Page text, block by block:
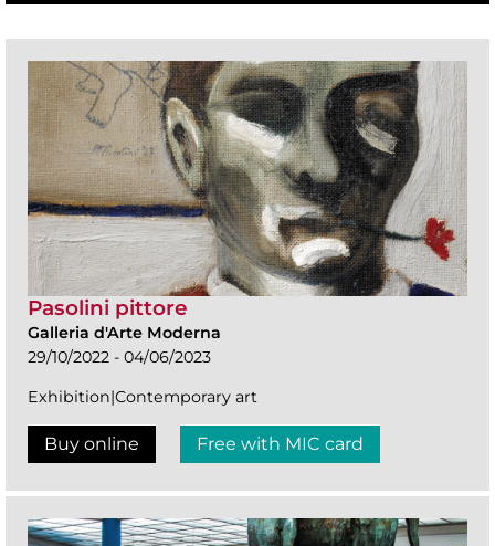
Pasolini pittore
Galleria d'Arte Moderna
29/10/2022 - 04/06/2023
Exhibition|Contemporary art
Buy online Free with MIC card